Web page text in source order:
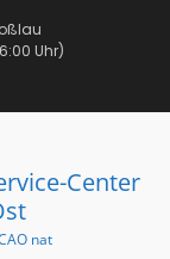
Uhr)
Center
nat